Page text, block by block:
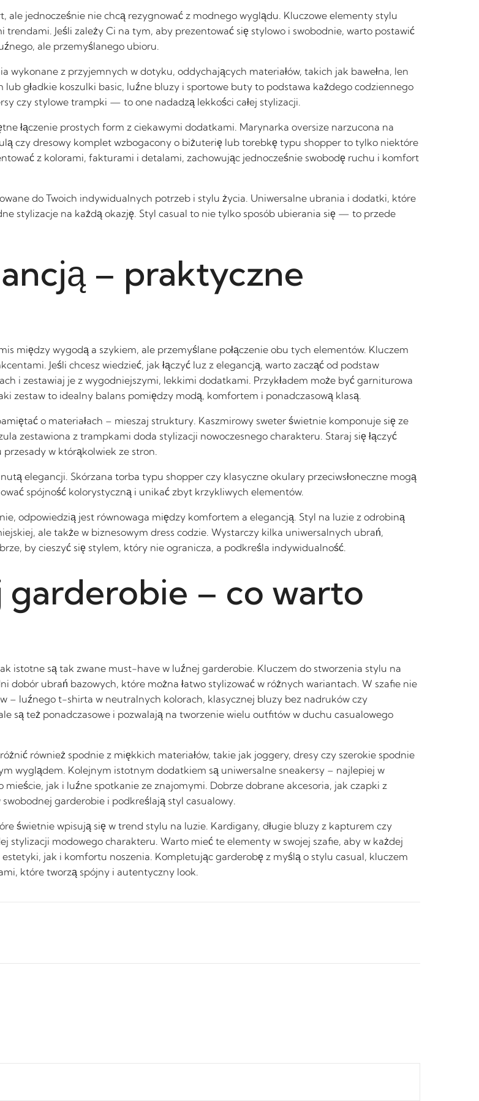
ale jednocześnie nie chcą rezygnować z modnego wyglądu. Kluczowe elementy stylu
Jeśli zależy Ci na tym, aby prezentować się stylowo i swobodnie, warto postawić
ale przemyślanego ubioru.
z przyjemnych w dotyku, oddychających materiałów, takich jak bawełna, len
gładkie koszulki basic, luźne bluzy i sportowe buty to podstawa każdego codziennego
czy stylowe trampki — to one nadadzą lekkości całej stylizacji.
łączenie prostych form z ciekawymi dodatkami. Marynarka oversize narzucona na
czy dresowy komplet wzbogacony o biżuterię lub torebkę typu shopper to tylko niektóre
z kolorami, fakturami i detalami, zachowując jednocześnie swobodę ruchu i komfort
do Twoich indywidualnych potrzeb i stylu życia. Uniwersalne ubrania i dodatki, które
stylizacje na każdą okazję. Styl casual to nie tylko sposób ubierania się — to przede
– praktyczne
między wygodą a szykiem, ale przemyślane połączenie obu tych elementów. Kluczem
Jeśli chcesz wiedzieć, jak łączyć luz z elegancją, warto zacząć od podstaw
i zestawiaj je z wygodniejszymi, lekkimi dodatkami. Przykładem może być garniturowa
zestaw to idealny balans pomiędzy modą, komfortem i ponadczasową klasą.
o materiałach – mieszaj struktury. Kaszmirowy sweter świetnie komponuje się ze
zestawiona z trampkami doda stylizacji nowoczesnego charakteru. Staraj się łączyć
w którąkolwiek ze stron.
elegancji. Skórzana torba typu shopper czy klasyczne okulary przeciwsłoneczne mogą
spójność kolorystyczną i unikać zbyt krzykliwych elementów.
odpowiedzią jest równowaga między komfortem a elegancją. Styl na luzie z odrobiną
ale także w biznesowym dress codzie. Wystarczy kilka uniwersalnych ubrań,
by cieszyć się stylem, który nie ogranicza, a podkreśla indywidualność.
– co warto
istotne są tak zwane must-have w luźnej garderobie. Kluczem do stworzenia stylu na
ubrań bazowych, które można łatwo stylizować w różnych wariantach. W szafie nie
– luźnego t-shirta w neutralnych kolorach, klasycznej bluzy bez nadruków czy
są też ponadczasowe i pozwalają na tworzenie wielu outfitów w duchu casualowego
również spodnie z miękkich materiałów, takie jak joggery, dresy czy szerokie spodnie
wyglądem. Kolejnym istotnym dodatkiem są uniwersalne sneakersy – najlepiej w
jak i luźne spotkanie ze znajomymi. Dobrze dobrane akcesoria, jak czapki z
garderobie i podkreślają styl casualowy.
świetnie wpisują się w trend stylu na luzie. Kardigany, długie bluzy z kapturem czy
modowego charakteru. Warto mieć te elementy w swojej szafie, aby w każdej
jak i komfortu noszenia. Kompletując garderobę z myślą o stylu casual, kluczem
które tworzą spójny i autentyczny look.